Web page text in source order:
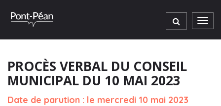
PROCÈS VERBAL DU CONSEIL
MUNICIPAL DU 10 MAI 2023
Date de parution : le mercredi 10 mai 2023